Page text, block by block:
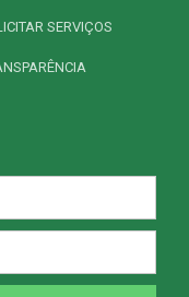
SERVIÇOS